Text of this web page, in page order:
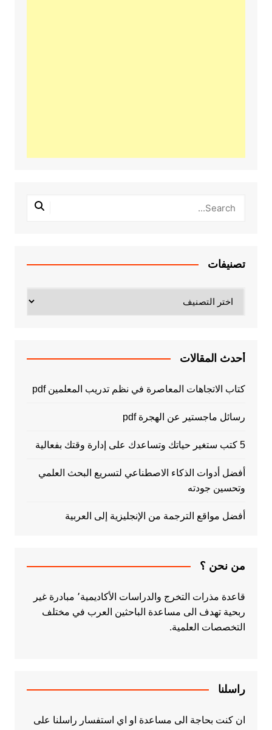
تصنيفات
أحدث المقالات
كتاب الاتجاهات المعاصرة في نظم تدريب المعلمين pdf
رسائل ماجستير عن الهجرة pdf
5 كتب ستغير حياتك وتساعدك على إدارة وقتك بفعالية
أفضل أدوات الذكاء الاصطناعي لتسريع البحث العلمي
وتحسين جودته
أفضل مواقع الترجمة من الإنجليزية إلى العربية
من نحن ؟
قاعدة مذرات التخرج والدراسات الأكاديمية٬ مبادرة غير
ربحية تهدف الى مساعدة الباحثين العرب في مختلف
التخصصات العلمية.
راسلنا
ان كنت بحاجة الى مساعدة او اي استفسار راسلنا على